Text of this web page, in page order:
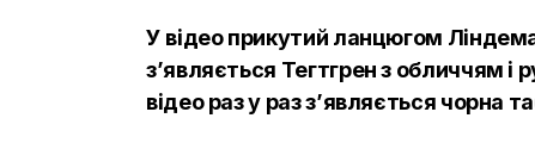
У відео прикутий ланцюгом
з’являється Тегтгрен з обличчям і
відео раз у раз з’являється чорна